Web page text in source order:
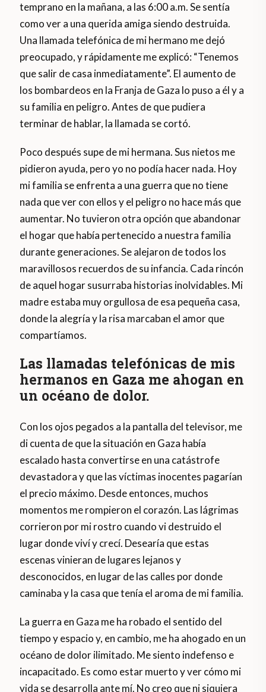
temprano en la mañana, a las 6:00 a.m. Se sentía
como ver a una querida amiga siendo destruida.
Una llamada telefónica de mi hermano me dejó
preocupado, y rápidamente me explicó: “Tenemos
que salir de casa inmediatamente”. El aumento de
los bombardeos en la Franja de Gaza lo puso a él y a
su familia en peligro. Antes de que pudiera
terminar de hablar, la llamada se cortó.
Poco después supe de mi hermana. Sus nietos me
pidieron ayuda, pero yo no podía hacer nada. Hoy
mi familia se enfrenta a una guerra que no tiene
nada que ver con ellos y el peligro no hace más que
aumentar. No tuvieron otra opción que abandonar
el hogar que había pertenecido a nuestra familia
durante generaciones. Se alejaron de todos los
maravillosos recuerdos de su infancia. Cada rincón
de aquel hogar susurraba historias inolvidables. Mi
madre estaba muy orgullosa de esa pequeña casa,
donde la alegría y la risa marcaban el amor que
compartíamos.
Las llamadas telefónicas de mis
hermanos en Gaza me ahogan en
un océano de dolor.
Con los ojos pegados a la pantalla del televisor, me
di cuenta de que la situación en Gaza había
escalado hasta convertirse en una catástrofe
devastadora y que las víctimas inocentes pagarían
el precio máximo. Desde entonces, muchos
momentos me rompieron el corazón. Las lágrimas
corrieron por mi rostro cuando vi destruido el
lugar donde viví y crecí. Desearía que estas
escenas vinieran de lugares lejanos y
desconocidos, en lugar de las calles por donde
caminaba y la casa que tenía el aroma de mi familia.
La guerra en Gaza me ha robado el sentido del
tiempo y espacio y, en cambio, me ha ahogado en un
océano de dolor ilimitado. Me siento indefenso e
incapacitado. Es como estar muerto y ver cómo mi
vida se desarrolla ante mí. No creo que ni siquiera